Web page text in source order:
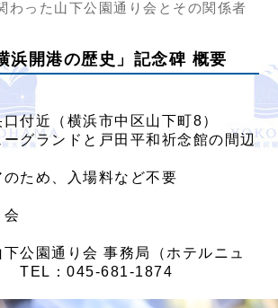
わった山下公園通り会とその関係者
浜開港の歴史」記念碑 概要
付近（横浜市中区山下町8）
グランドと戸田平和祈念館の間辺
ため、入場料など不要
下公園通り会 事務局（ホテルニュ
TEL：045-681-1874